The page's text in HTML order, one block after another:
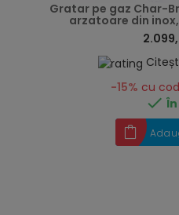
Gratar pe gaz Char-
arzatoare din
-15% cu
